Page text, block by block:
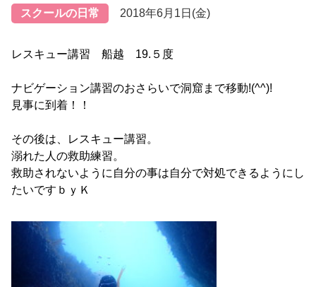
スクールの日常 2018年6月1日(金)
レスキュー講習 船越 19.５度
ナビゲーション講習のおさらいで洞窟まで移動!(^^)!
見事に到着！！
その後は、レスキュー講習。
溺れた人の救助練習。
救助されないように自分の事は自分で対処できるようにし
たいですｂｙＫ